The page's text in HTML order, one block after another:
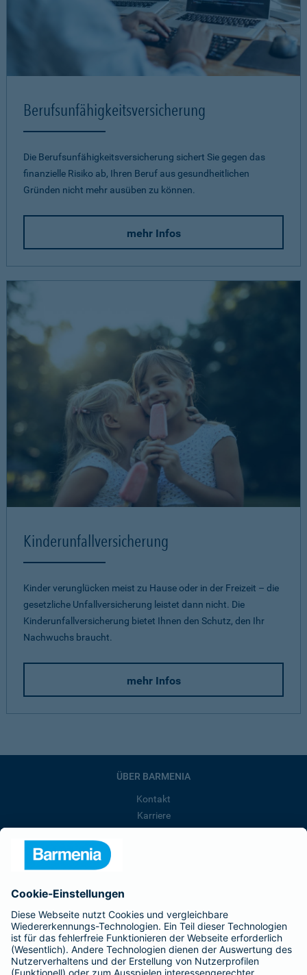
Berufsunfähigkeits­versicherung
Die Berufsunfähigkeitsversicherung sichert Sie gegen das
finanzielle Risiko ab, Ihren Beruf aus gesundheitlichen
Gründen nicht mehr ausüben zu können.
mehr Infos
Kinderunfallversicherung
Kinder verunglücken meist zu Hause oder in der Freizeit – die
gesetzliche Unfallversicherung leistet dann nicht. Die
Kinderunfallversicherung bietet Ihnen den Schutz, den Ihr
Nachwuchs braucht.
mehr Infos
ÜBER BARMENIA
Kontakt
Karriere
Barmenia ist Teil der BarmeniaGothaer
BELIEBTE SEITEN
Kranken-Zusatzversicherung
Tierversicherungen